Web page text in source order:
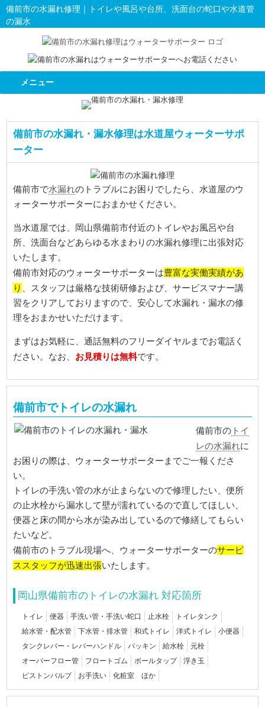
備前市の水漏れ修理｜トイレや風呂や台所、洗面台の蛇口や水道管
の漏水
メニュー
備前市の水漏れ・漏水修理は水道屋ウォーターサポ
ーター
備前市で水漏れのトラブルにお困りでしたら、水道屋のウ
ォーターサポーターにおまかせください。
当水道屋では、岡山県備前市付近のトイレやお風呂や台
所、洗面台などあらゆる水まわりの水漏れ修理に出張対応
いたします。
備前市対応のウォーターサポーターは豊富な実働実績があ
り 、スタッフは厳格な技術研修および、サービスマナー講
習をクリアしておりますので、安心して水漏れ・漏水の修
理をおまかせいただけます。
まずはお気軽に、通話無料のフリーダイヤルまでお電話く
ださい。なお、 お見積りは無料です。
備前市でトイレの水漏れ
備前市の トイ
レの水漏れに
お困りの際は、ウォーターサポーターまでご一報くださ
い。
トイレの手洗い管の水が止まらないので修理したい、便所
の止水栓から漏水して壁が濡れているので直してほしい、
便器と床の間から水が染み出しているので修繕してもらい
たいなど。
備前市のトラブル現場へ、ウォーターサポーターのサービ
ススタッフが迅速出張いたします。
岡山県備前市のトイレの水漏れ 対応箇所
トイレ 便器 手洗い管・手洗い蛇口 止水栓
トイレタンク
給水管・配水管
下水管・排水管 和式トイレ 洋式トイレ
小便器
タンクレバー・レバーハンドル
パッキン 給水栓
元栓
オーバーフロー管
フロートゴム ボールタップ
浮き玉
ピストンバルブ
お手洗い 化粧室 ほか